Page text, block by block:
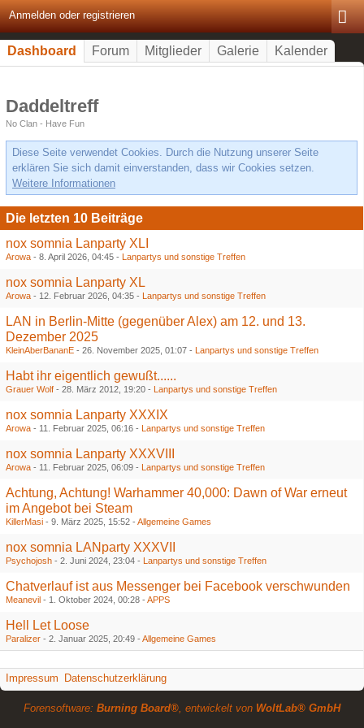
Anmelden oder registrieren
Dashboard Forum Mitglieder Galerie Kalender
Daddeltreff
No Clan - Have Fun
Diese Seite verwendet Cookies. Durch die Nutzung unserer Seite
erklären Sie sich damit einverstanden, dass wir Cookies setzen.
Weitere Informationen
Die letzten 10 Beiträge
nox somnia Lanparty XLI
Arowa - 8. April 2026, 04:45 - Lanpartys und sonstige Treffen
nox somnia Lanparty XL
Arowa - 12. Februar 2026, 04:35 - Lanpartys und sonstige Treffen
LAN in Berlin-Mitte (gegenüber Alex) am 12. und 13.
Dezember 2025
KleinAberBananE - 26. November 2025, 01:07 - Lanpartys und sonstige Treffen
Habt ihr eigentlich gewußt......
Grauer Wolf - 28. März 2012, 19:20 - Lanpartys und sonstige Treffen
nox somnia Lanparty XXXIX
Arowa - 11. Februar 2025, 06:16 - Lanpartys und sonstige Treffen
nox somnia Lanparty XXXVIII
Arowa - 11. Februar 2025, 06:09 - Lanpartys und sonstige Treffen
Achtung, Achtung! Warhammer 40,000: Dawn of War erneut
im Angebot bei Steam
KillerMasi - 9. März 2025, 15:52 - Allgemeine Games
nox somnia LANparty XXXVII
Psychojosh - 2. Juni 2024, 23:04 - Lanpartys und sonstige Treffen
Chatverlauf ist aus Messenger bei Facebook verschwunden
Meanevil - 1. Oktober 2024, 00:28 - APPS
Hell Let Loose
Paralizer - 2. Januar 2025, 20:49 - Allgemeine Games
Impressum Datenschutzerklärung
Forensoftware: Burning Board®, entwickelt von WoltLab® GmbH